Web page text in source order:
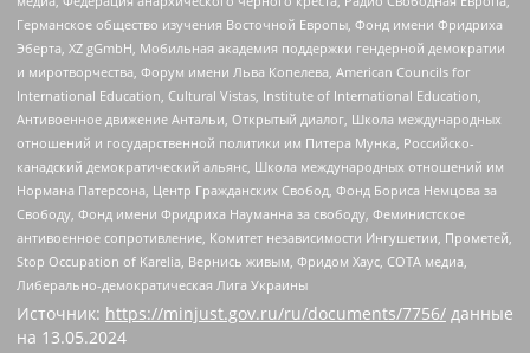
Германское общество изучения Восточной Европы, Фонд имени Фридриха
Эберта, XZ gGmbH, Мобильная академия поддержки гендерной демократии
и миротворчества, Форум имени Льва Копелева, American Councils for
International Education, Cultural Vistas, Institute of International Education,
Антивоенное движение Антальи, Открытый диалог, Школа международных
отношений и государственной политики им Питера Мунка, Российско-
канадский демократический альянс, Школа международных отношений им
Нормана Патерсона, Центр Гражданских Свобод, Фонд Бориса Немцова за
Свободу, Фонд имени Фридриха Науманна за свободу, Феминистское
антивоенное сопротивление, Комитет независимости Ингушетии, Прометей,
Stop Occupation of Karelia, Вернись живым, Фридом Хаус, СОТА медиа,
Либерально-демократическая Лига Украины
Источник: https://minjust.gov.ru/ru/documents/7756/ данные
на 13.05.2024